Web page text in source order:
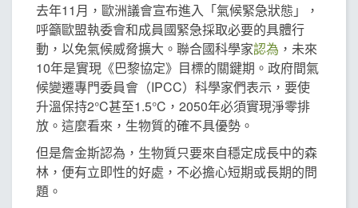
去年11月，歐洲議會宣布進入「氣候緊急狀態」，
呼籲歐盟執委會和成員國緊急採取必要的具體行
動，以免氣候威脅擴大。聯合國科學家認為 ，未來
10年是實現《巴黎協定》目標的關鍵期。政府間氣
候變遷專門委員會（IPCC）科學家們表示，要使
升溫保持2°C甚至1.5°C，2050年必須實現淨零排
放。這麼看來，生物質的確不具優勢。
但是詹金斯認為，生物質只要來自穩定成長中的森
林，便有立即性的好處，不必擔心短期或長期的問
題。